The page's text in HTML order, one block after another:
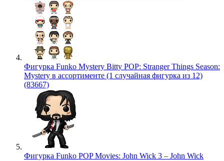
Фигурка Funko Mystery Bitty POP: Stranger Things Season:
Mystery в ассортименте (1 случайная фигурка из 12)
(83667)
Фигурка Funko POP Movies: John Wick 3 – John Wick